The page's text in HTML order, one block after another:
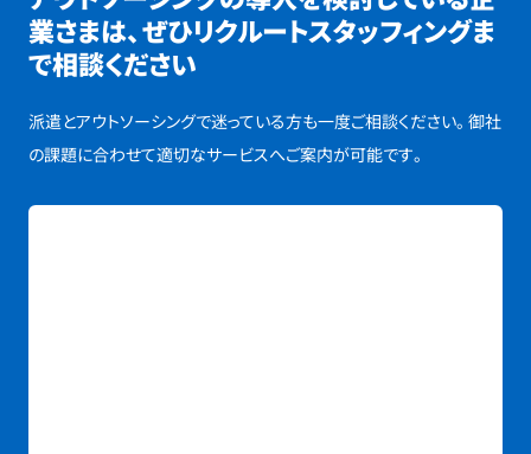
業さまは、 ぜひリクルートスタッフィングま
で相談ください
派遣とアウトソーシングで迷っている方も一度ご相談ください。 御社
の課題に合わせて適切なサービスへご案内が可能です。